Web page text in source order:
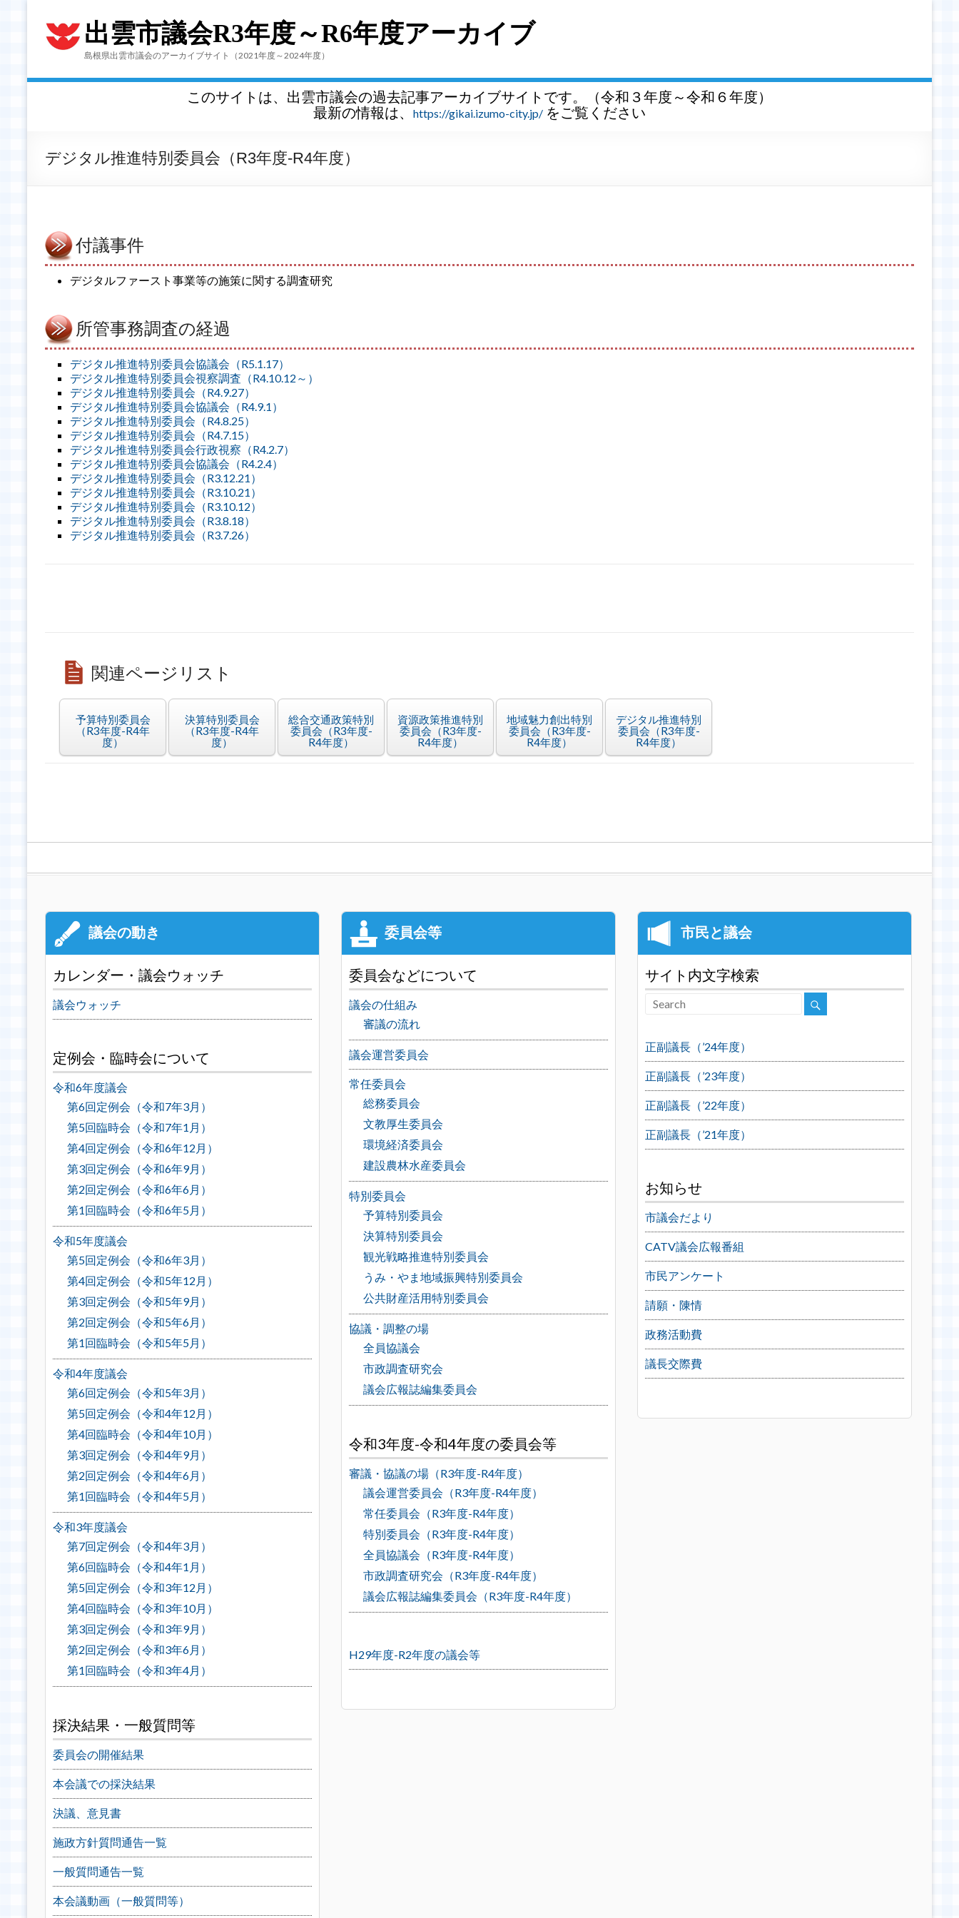
出雲市議会R3年度～R6年度アーカイブ
島根県出雲市議会のアーカイブサイト（2021年度～2024年度）
このサイトは、出雲市議会の過去記事アーカイブサイトです。（令和３年度～令和６年度）
最新の情報は、
https://gikai.izumo-city.jp/ をご覧ください
デジタル推進特別委員会（R3年度-R4年度）
付議事件
デジタルファースト事業等の施策に関する調査研究
所管事務調査の経過
デジタル推進特別委員会協議会（R5.1.17）
デジタル推進特別委員会視察調査（R4.10.12～）
デジタル推進特別委員会（R4.9.27）
デジタル推進特別委員会協議会（R4.9.1）
デジタル推進特別委員会（R4.8.25）
デジタル推進特別委員会（R4.7.15）
デジタル推進特別委員会行政視察（R4.2.7）
デジタル推進特別委員会協議会（R4.2.4）
デジタル推進特別委員会（R3.12.21）
デジタル推進特別委員会（R3.10.21）
デジタル推進特別委員会（R3.10.12）
デジタル推進特別委員会（R3.8.18）
デジタル推進特別委員会（R3.7.26）
関連ページリスト
予算特別委員会
（R3年度-R4年
度）
決算特別委員会
（R3年度-R4年
度）
総合交通政策特別
委員会（R3年度-
R4年度）
資源政策推進特別
委員会（R3年度-
R4年度）
地域魅力創出特別
委員会（R3年度-
R4年度）
デジタル推進特別
委員会（R3年度-
R4年度）
カレンダー・議会ウォッチ
議会ウォッチ
定例会・臨時会について
令和6年度議会
第6回定例会（令和7年3月）
第5回臨時会（令和7年1月）
第4回定例会（令和6年12月）
第3回定例会（令和6年9月）
第2回定例会（令和6年6月）
第1回臨時会（令和6年5月）
令和5年度議会
第5回定例会（令和6年3月）
第4回定例会（令和5年12月）
第3回定例会（令和5年9月）
第2回定例会（令和5年6月）
第1回臨時会（令和5年5月）
令和4年度議会
第6回定例会（令和5年3月）
第5回定例会（令和4年12月）
第4回臨時会（令和4年10月）
第3回定例会（令和4年9月）
第2回定例会（令和4年6月）
第1回臨時会（令和4年5月）
令和3年度議会
第7回定例会（令和4年3月）
第6回臨時会（令和4年1月）
第5回定例会（令和3年12月）
第4回臨時会（令和3年10月）
第3回定例会（令和3年9月）
第2回定例会（令和3年6月）
第1回臨時会（令和3年4月）
採決結果・一般質問等
委員会の開催結果
本会議での採決結果
決議、意見書
施政方針質問通告一覧
一般質問通告一覧
本会議動画（一般質問等）
委員会などについて
議会の仕組み
審議の流れ
議会運営委員会
常任委員会
総務委員会
文教厚生委員会
環境経済委員会
建設農林水産委員会
特別委員会
予算特別委員会
決算特別委員会
観光戦略推進特別委員会
うみ・やま地域振興特別委員会
公共財産活用特別委員会
協議・調整の場
全員協議会
市政調査研究会
議会広報誌編集委員会
令和3年度-令和4年度の委員会等
審議・協議の場（R3年度-R4年度）
議会運営委員会（R3年度-R4年度）
常任委員会（R3年度-R4年度）
特別委員会（R3年度-R4年度）
全員協議会（R3年度-R4年度）
市政調査研究会（R3年度-R4年度）
議会広報誌編集委員会（R3年度-R4年度）
H29年度-R2年度の議会等
サイト内文字検索
正副議長（’24年度）
正副議長（’23年度）
正副議長（’22年度）
正副議長（’21年度）
お知らせ
市議会だより
CATV議会広報番組
市民アンケート
請願・陳情
政務活動費
議長交際費